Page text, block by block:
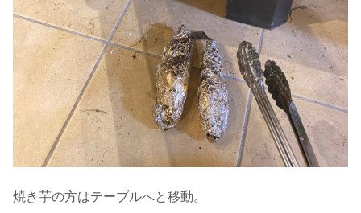
焼き芋の方はテーブルへと移動。